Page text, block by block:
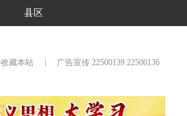
县区
收藏本站 广告宣传 22500139 22500136